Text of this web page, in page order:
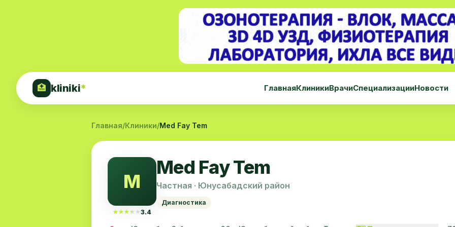
🏥 kliniki* ГлавнаяКлиникиВрачиСпециализацииНовости
Главная/Клиники/Med Fay Tem
M
★★★★★
★★★★★3.4
Med Fay Tem
Частная · Юнусабадский район
Диагностика